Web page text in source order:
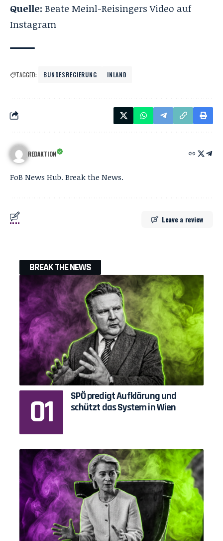
Quelle: Beate Meinl-ReisingersVideo auf
Instagram
TAGGED: BUNDESREGIERUNG INLAND
REDAKTION
FoB News Hub. Break the News.
Leave a review
BREAK THE NEWS
SPÖ predigt Aufklärung und
schützt das System in Wien